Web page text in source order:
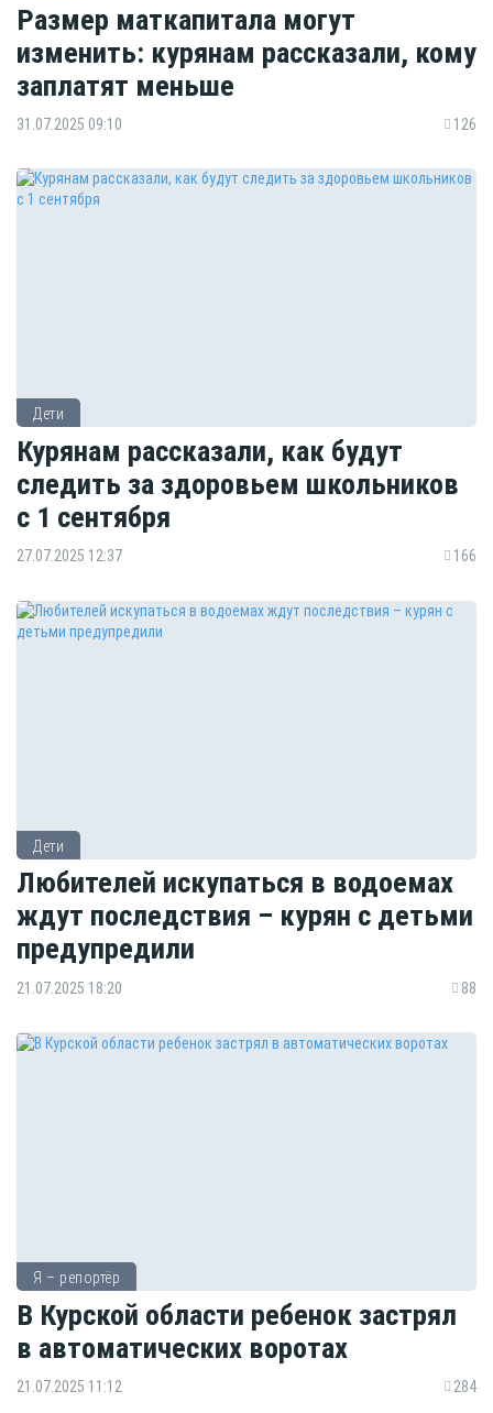
Размер маткапитала могут
изменить: курянам рассказали, кому
заплатят меньше
31.07.2025 09:10 126
Дети
Курянам рассказали, как будут
следить за здоровьем школьников
с 1 сентября
27.07.2025 12:37 166
Дети
Любителей искупаться в водоемах
ждут последствия – курян с детьми
предупредили
21.07.2025 18:20 88
Я – репортёр
В Курской области ребенок застрял
в автоматических воротах
21.07.2025 11:12 284